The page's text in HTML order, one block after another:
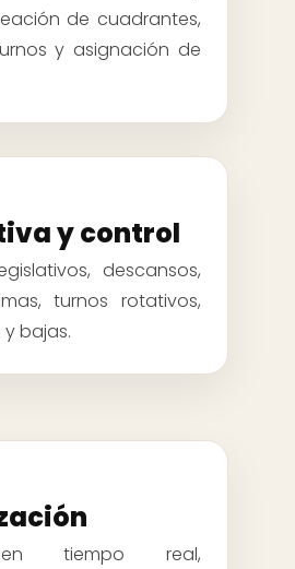
de cuadrantes,
y asignación de
y control
descansos,
turnos rotativos,
bajas.
tiempo real,